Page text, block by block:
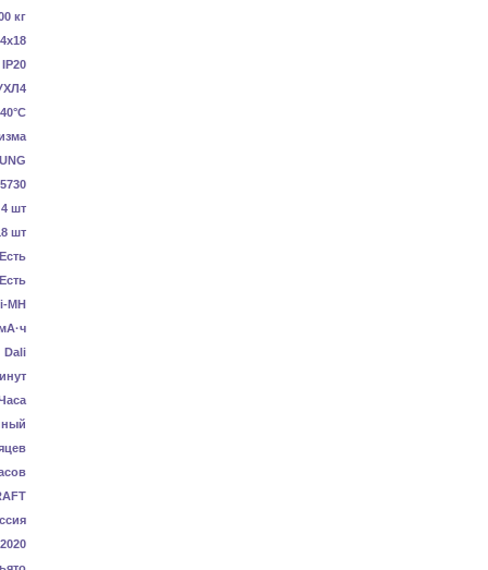
кг
IP20
5730
4 шт
шт
Есть
Есть
MH
Dali